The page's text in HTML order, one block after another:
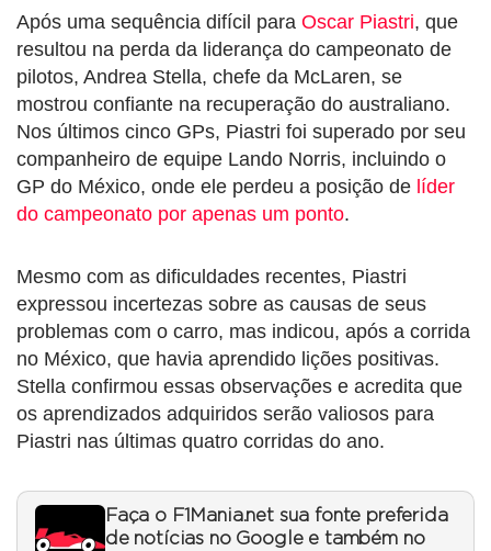
Após uma sequência difícil para Oscar Piastri, que
resultou na perda da liderança do campeonato de
pilotos, Andrea Stella, chefe da McLaren, se
mostrou confiante na recuperação do australiano.
Nos últimos cinco GPs, Piastri foi superado por seu
companheiro de equipe Lando Norris, incluindo o
GP do México, onde ele perdeu a posição de líder
do campeonato por apenas um ponto.
Mesmo com as dificuldades recentes, Piastri
expressou incertezas sobre as causas de seus
problemas com o carro, mas indicou, após a corrida
no México, que havia aprendido lições positivas.
Stella confirmou essas observações e acredita que
os aprendizados adquiridos serão valiosos para
Piastri nas últimas quatro corridas do ano.
Faça o F1Mania.net sua fonte preferida
de notícias no Google e também no